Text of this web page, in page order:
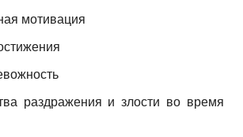
мотивация
раздражения и злости во время